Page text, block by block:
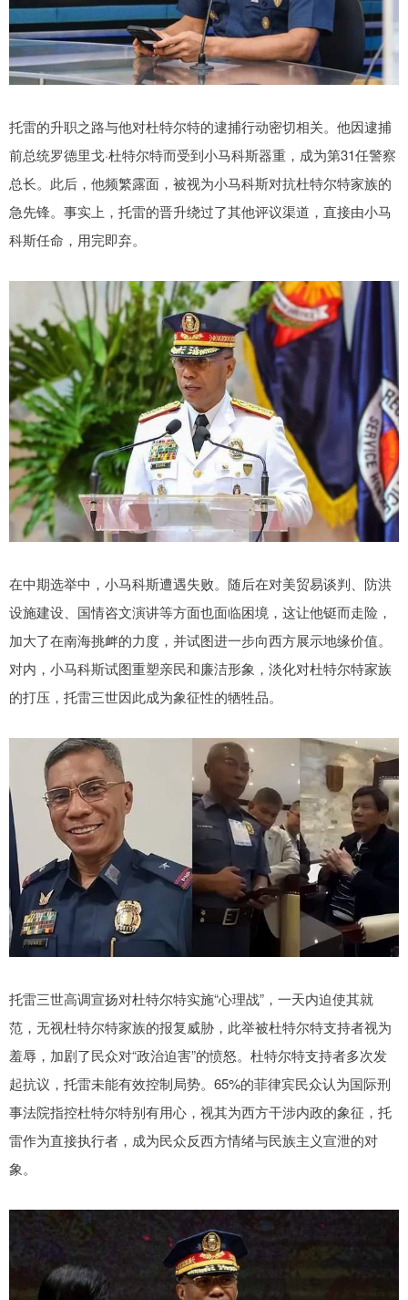
托雷的升职之路与他对杜特尔特的逮捕行动密切相关。他因逮捕
前总统罗德里戈·杜特尔特而受到小马科斯器重，成为第31任警察
总长。此后，他频繁露面，被视为小马科斯对抗杜特尔特家族的
急先锋。事实上，托雷的晋升绕过了其他评议渠道，直接由小马
科斯任命，用完即弃。
在中期选举中，小马科斯遭遇失败。随后在对美贸易谈判、防洪
设施建设、国情咨文演讲等方面也面临困境，这让他铤而走险，
加大了在南海挑衅的力度，并试图进一步向西方展示地缘价值。
对内，小马科斯试图重塑亲民和廉洁形象，淡化对杜特尔特家族
的打压，托雷三世因此成为象征性的牺牲品。
托雷三世高调宣扬对杜特尔特实施“心理战”，一天内迫使其就
范，无视杜特尔特家族的报复威胁，此举被杜特尔特支持者视为
羞辱，加剧了民众对“政治迫害”的愤怒。杜特尔特支持者多次发
起抗议，托雷未能有效控制局势。65%的菲律宾民众认为国际刑
事法院指控杜特尔特别有用心，视其为西方干涉内政的象征，托
雷作为直接执行者，成为民众反西方情绪与民族主义宣泄的对
象。